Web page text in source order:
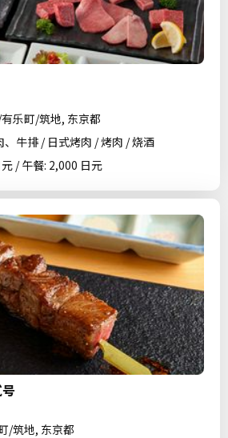
乐町/筑地, 东京都
、牛排 / 日式烤肉 / 烤肉 / 烧酒
/ 午餐: 2,000 日元
/筑地, 东京都